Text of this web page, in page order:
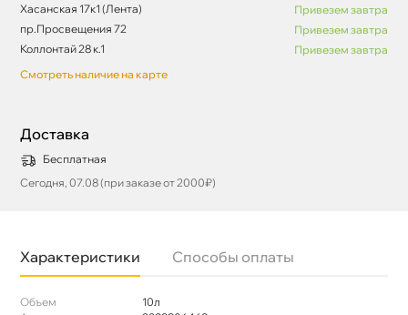
Хасанская 17к1 (Лента)
Привезем завтра
пр.Просвещения 72
Привезем завтра
Коллонтай 28 к.1
Привезем завтра
Смотреть наличие на карте
Доставка
Бесплатная
Сегодня, 07.08 (при заказе от 2000₽)
Характеристики Способы оплаты
Объем
10л